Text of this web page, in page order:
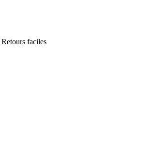
Retours faciles